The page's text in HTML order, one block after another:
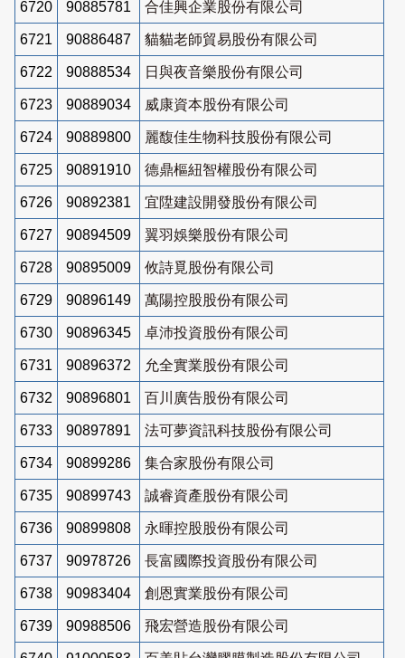
6720 90885781 合佳興企業股份有限公司
6721 90886487 貓貓老師貿易股份有限公司
6722 90888534 日與夜音樂股份有限公司
6723 90889034 威康資本股份有限公司
6724 90889800 麗馥佳生物科技股份有限公司
6725 90891910 德鼎樞紐智權股份有限公司
6726 90892381 宜陞建設開發股份有限公司
6727 90894509 翼羽娛樂股份有限公司
6728 90895009 攸詩覓股份有限公司
6729 90896149 萬陽控股股份有限公司
6730 90896345 卓沛投資股份有限公司
6731 90896372 允全實業股份有限公司
6732 90896801 百川廣告股份有限公司
6733 90897891 法可夢資訊科技股份有限公司
6734 90899286 集合家股份有限公司
6735 90899743 誠睿資產股份有限公司
6736 90899808 永暉控股股份有限公司
6737 90978726 長富國際投資股份有限公司
6738 90983404 創恩實業股份有限公司
6739 90988506 飛宏營造股份有限公司